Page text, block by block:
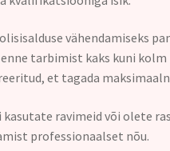
vähendamiseks
tarbimist kaks kuni
et tagada
ravimeid või olete
professionaalset nõu.